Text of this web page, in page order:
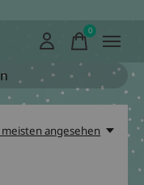
0items
angesehen